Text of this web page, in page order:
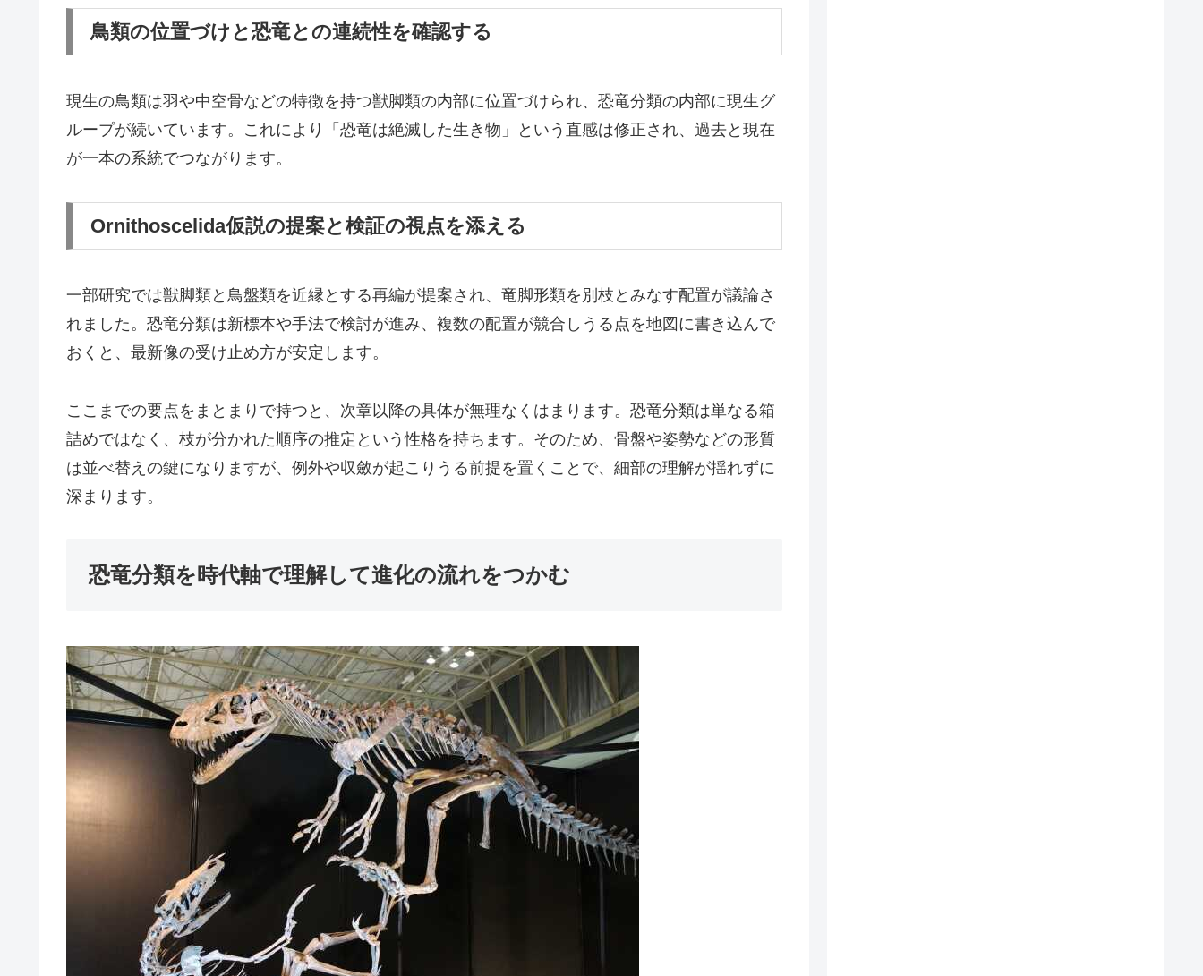
鳥類の位置づけと恐竜との連続性を確認する
現生の鳥類は羽や中空骨などの特徴を持つ獣脚類の内部に位置づけられ、恐竜分類の内部に現生グ
ループが続いています。これにより「恐竜は絶滅した生き物」という直感は修正され、過去と現在
が一本の系統でつながります。
Ornithoscelida仮説の提案と検証の視点を添える
一部研究では獣脚類と鳥盤類を近縁とする再編が提案され、竜脚形類を別枝とみなす配置が議論さ
れました。恐竜分類は新標本や手法で検討が進み、複数の配置が競合しうる点を地図に書き込んで
おくと、最新像の受け止め方が安定します。
ここまでの要点をまとまりで持つと、次章以降の具体が無理なくはまります。恐竜分類は単なる箱
詰めではなく、枝が分かれた順序の推定という性格を持ちます。そのため、骨盤や姿勢などの形質
は並べ替えの鍵になりますが、例外や収斂が起こりうる前提を置くことで、細部の理解が揺れずに
深まります。
恐竜分類を時代軸で理解して進化の流れをつかむ